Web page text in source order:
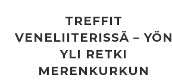
TREFFIT
VENELIITERISSÄ – YÖN
YLI RETKI
MERENKURKUN